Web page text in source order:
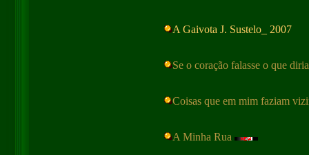
A Gaivota J. Sustelo_ 2007
Se o coração falasse o que
Coisas que em mim faziam
A Minha Rua